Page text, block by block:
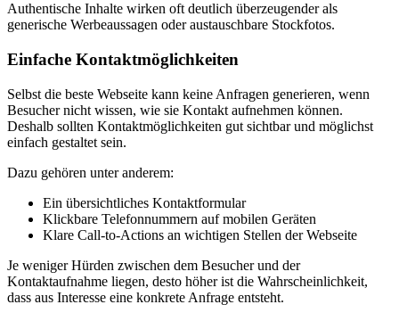
Authentische Inhalte wirken oft deutlich überzeugender als
generische Werbeaussagen oder austauschbare Stockfotos.
Einfache Kontaktmöglichkeiten
Selbst die beste Webseite kann keine Anfragen generieren, wenn
Besucher nicht wissen, wie sie Kontakt aufnehmen können.
Deshalb sollten Kontaktmöglichkeiten gut sichtbar und möglichst
einfach gestaltet sein.
Dazu gehören unter anderem:
Ein übersichtliches Kontaktformular
Klickbare Telefonnummern auf mobilen Geräten
Klare Call-to-Actions an wichtigen Stellen der Webseite
Je weniger Hürden zwischen dem Besucher und der
Kontaktaufnahme liegen, desto höher ist die Wahrscheinlichkeit,
dass aus Interesse eine konkrete Anfrage entsteht.